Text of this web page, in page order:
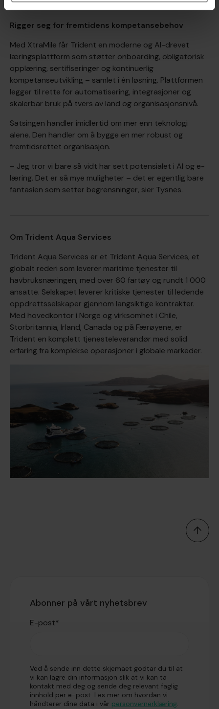
Rigger seg for fremtidens kompetansebehov
Med XtraMile får Trident en moderne og AI-drevet
læringsplattform som støtter onboarding, obligatorisk
opplæring, sertifiseringer og kontinuerlig
kompetanseutvikling – samlet i én løsning. Plattformen
legger til rette for automatisering, integrasjoner og
skalerbar bruk på tvers av land og organisasjonsnivå.
Satsingen handler imidlertid om mer enn teknologi
alene. Den handler om å bygge en mer robust og
fremtidsrettet organisasjon.
– Jeg tror vi bare så vidt har sett potensialet i AI og e-
læring. Det er så mye muligheter – det er egentlig bare
fantasien som setter begrensninger, sier Tysnes.
Om Trident Aqua Services
Trident Aqua Services er et Trident Aqua Services, et
globalt rederi som leverer maritime tjenester til
havbruksnæringen, med over 60 fartøy og rundt 1 000
ansatte. Selskapet leverer kritiske tjenester til ledende
oppdrettsselskaper gjennom langsiktige kontrakter.
Med hovedkontor i Norge og virksomhet i Chile,
Storbritannia, Irland, Canada og på Færøyene, er
Trident en komplett tjenesteleverandør med solid
erfaring fra komplekse operasjoner i globale markeder.
Abonner på vårt nyhetsbrev
E-post*
Ved å sende inn dette skjemaet godtar du til at
vi kan lagre din informasjon slik at vi kan ta
kontakt med deg og sende deg relevant faglig
innhold per e-post. Les mer om hvordan vi
håndterer dine data i vår personvernerklæring.